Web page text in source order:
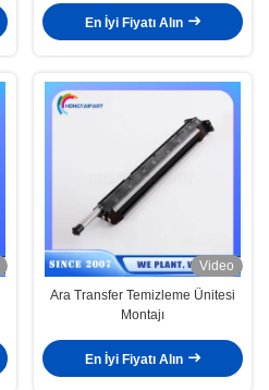
En İyi Fiyatı Alın
Video
Ara Transfer Temizleme Ünitesi
Montajı
En İyi Fiyatı Alın